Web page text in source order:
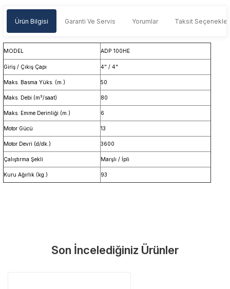
Ürün Bilgisi Garanti Ve Servis Yorumlar Taksit
MODEL ADP 100HE
Giriş / Çıkış Çapı 4" / 4"
Maks. Basma Yüks. (m.) 50
Maks. Debi (m³/saat) 80
Maks. Emme Derinliği (m.) 6
Motor Gücü 13
Motor Devri (d/dk.) 3600
Çalıştırma Şekli Marşlı / İpli
Kuru Ağırlık (kg.) 93
Tüm ürünlerimiz üretici firma garantisi altındadır. Size en yakın
Yorum Yaz
Son İncelediğiniz Ürünler